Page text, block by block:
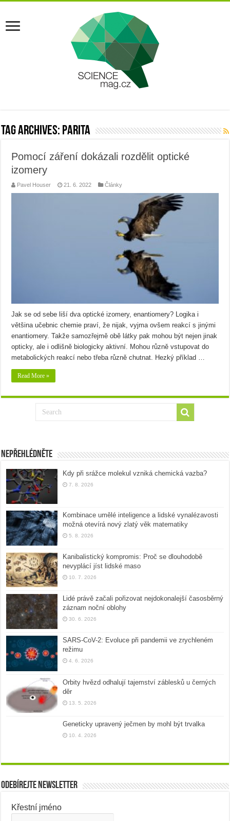
Tag Archives: parita
Pomocí záření dokázali rozdělit optické
izomery
Pavel Houser 21. 6. 2022 Články
Jak se od sebe liší dva optické izomery, enantiomery? Logika i
většina učebnic chemie praví, že nijak, vyjma ovšem reakcí s jinými
enantiomery. Takže samozřejmě obě látky pak mohou být nejen jinak
opticky, ale i odlišně biologicky aktivní. Mohou různě vstupovat do
metabolických reakcí nebo třeba různě chutnat. Hezký příklad …
Read More »
Nepřehlédněte
Kdy při srážce molekul vzniká chemická vazba?
7. 8. 2026
Kombinace umělé inteligence a lidské vynalézavosti
možná otevírá nový zlatý věk matematiky
5. 8. 2026
Kanibalistický kompromis: Proč se dlouhodobě
nevyplácí jíst lidské maso
10. 7. 2026
Lidé právě začali pořizovat nejdokonalejší časosběrný
záznam noční oblohy
30. 6. 2026
SARS-CoV-2: Evoluce při pandemii ve zrychleném
režimu
4. 6. 2026
Orbity hvězd odhalují tajemství záblesků u černých
děr
13. 5. 2026
Geneticky upravený ječmen by mohl být trvalka
10. 4. 2026
Odebírejte newsletter
Křestní jméno